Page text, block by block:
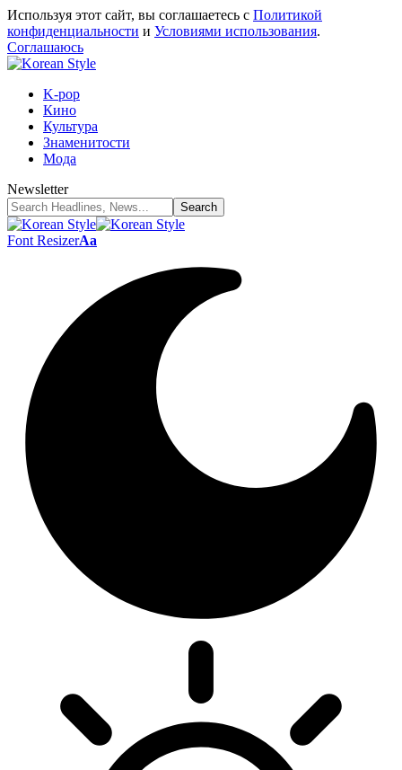
Используя этот сайт, вы соглашаетесь с Политикой
конфиденциальности и Условиями использования.
Соглашаюсь
K-pop
Кино
Культура
Знаменитости
Мода
Newsletter
Font ResizerAa